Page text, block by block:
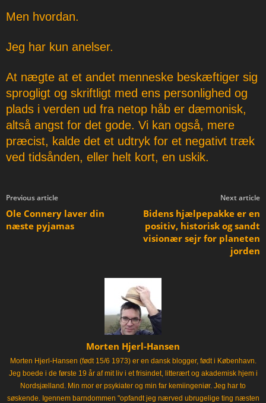
Men hvordan.
Jeg har kun anelser.
At nægte at et andet menneske beskæftiger sig
sprogligt og skriftligt med ens personlighed og
plads i verden ud fra netop håb er dæmonisk,
altså angst for det gode. Vi kan også, mere
præcist, kalde det et udtryk for et negativt træk
ved tidsånden, eller helt kort, en uskik.
Previous article
Ole Connery laver din
næste pyjamas
Next article
Bidens hjælpepakke er en
positiv, historisk og sandt
visionær sejr for planeten
jorden
Morten Hjerl-Hansen
Morten Hjerl-Hansen (født 15/6 1973) er en dansk blogger, født i København.
Jeg boede i de første 19 år af mit liv i et frisindet, litterært og akademisk hjem i
Nordsjælland. Min mor er psykiater og min far kemiingeniør. Jeg har to
søskende. Igennem barndommen "opfandt jeg nærved ubrugelige ting næsten